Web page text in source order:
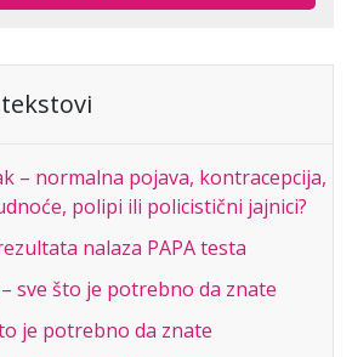
– normalna pojava, kontracepcija,
polipi ili policistični jajnici?
nalaza PAPA testa
sve što je potrebno da znate
je potrebno da znate